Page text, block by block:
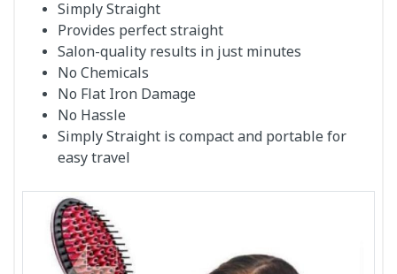
Simply Straight
Provides perfect straight
Salon-quality results in just minutes
No Chemicals
No Flat Iron Damage
No Hassle
Simply Straight is compact and portable for
easy travel